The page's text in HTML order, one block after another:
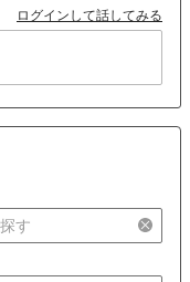
ログインして話してみる